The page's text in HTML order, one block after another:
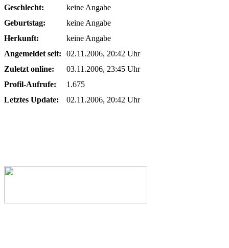
Geschlecht:
keine Angabe
Geburtstag:
keine Angabe
Herkunft:
keine Angabe
Angemeldet seit:
02.11.2006, 20:42 Uhr
Zuletzt online:
03.11.2006, 23:45 Uhr
Profil-Aufrufe:
1.675
Letztes Update:
02.11.2006, 20:42 Uhr